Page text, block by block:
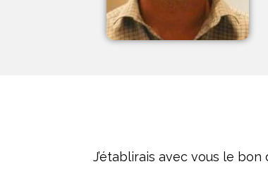
J’établirais avec vous le